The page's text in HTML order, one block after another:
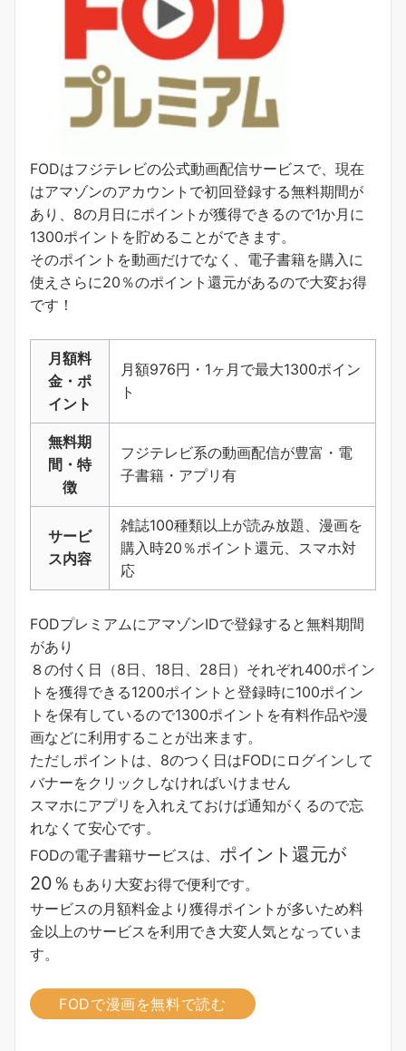
FODはフジテレビの公式動画配信サービスで、現在
はアマゾンのアカウントで初回登録する無料期間が
あり、8の月日にポイントが獲得できるので1か月に
1300ポイントを貯めることができます。
そのポイントを動画だけでなく、電子書籍を購入に
使えさらに20％のポイント還元があるので大変お得
です！
月額料
金・ポ
イント
月額976円・1ヶ月で最大1300ポイン
ト
無料期
間・特
徴
フジテレビ系の動画配信が豊富・電
子書籍・アプリ有
サービ
ス内容
雑誌100種類以上が読み放題、漫画を
購入時20％ポイント還元、スマホ対
応
FODプレミアムにアマゾンIDで登録すると無料期間
があり
８の付く日（8日、18日、28日）それぞれ400ポイン
トを獲得できる1200ポイントと登録時に100ポイン
トを保有しているので1300ポイントを有料作品や漫
画などに利用することが出来ます。
ただしポイントは、8のつく日はFODにログインして
バナーをクリックしなければいけません
スマホにアプリを入れえておけば通知がくるので忘
れなくて安心です。
FODの電子書籍サービスは、 ポイント還元が
20％ もあり大変お得で便利です。
サービスの月額料金より獲得ポイントが多いため料
金以上のサービスを利用でき大変人気となっていま
す。
FODで漫画を無料で読む